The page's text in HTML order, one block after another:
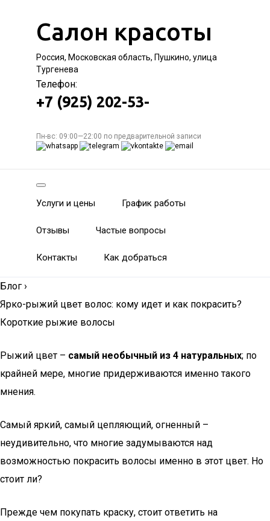
Салон красоты
Россия, Московская область, Пушкино, улица
Тургенева
Телефон:
+7 (925) 202-53-
Пн-вс: 09:00—22:00 по предварительной записи
Услуги и цены График работы
Отзывы Частые вопросы
Контакты Как добраться
Блог ›
Ярко-рыжий цвет волос: кому идет и как покрасить?
Короткие рыжие волосы
Рыжий цвет – самый необычный из 4 натуральных; по
крайней мере, многие придерживаются именно такого
мнения.
Самый яркий, самый цепляющий, огненный –
неудивительно, что многие задумываются над
возможностью покрасить волосы именно в этот цвет. Но
стоит ли?
Прежде чем покупать краску, стоит ответить на